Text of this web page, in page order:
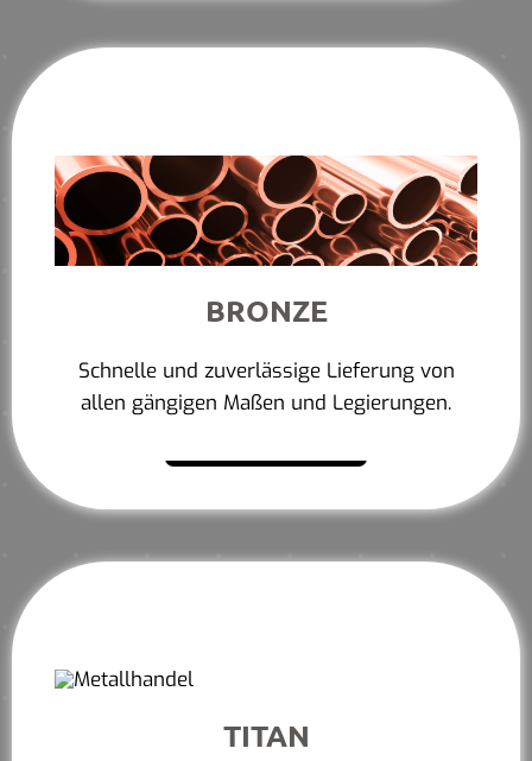
BRONZE
Schnelle und zuverlässige Lieferung von
allen gängigen Maßen und Legierungen.
TITAN